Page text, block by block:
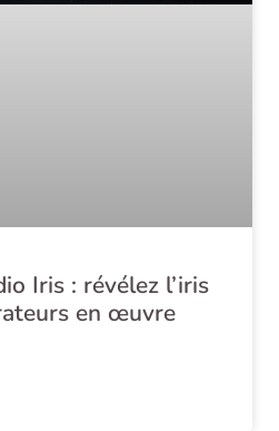
Iris : révélez l’iris
en œuvre